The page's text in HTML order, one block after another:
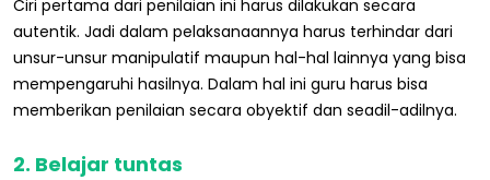
Ciri pertama dari penilaian ini harus dilakukan secara
autentik. Jadi dalam pelaksanaannya harus terhindar dari
unsur-unsur manipulatif maupun hal-hal lainnya yang bisa
mempengaruhi hasilnya. Dalam hal ini guru harus bisa
memberikan penilaian secara obyektif dan seadil-adilnya.
2. Belajar tuntas